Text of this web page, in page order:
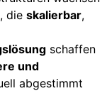
die skalierbar,
schaffen
und
abgestimmt